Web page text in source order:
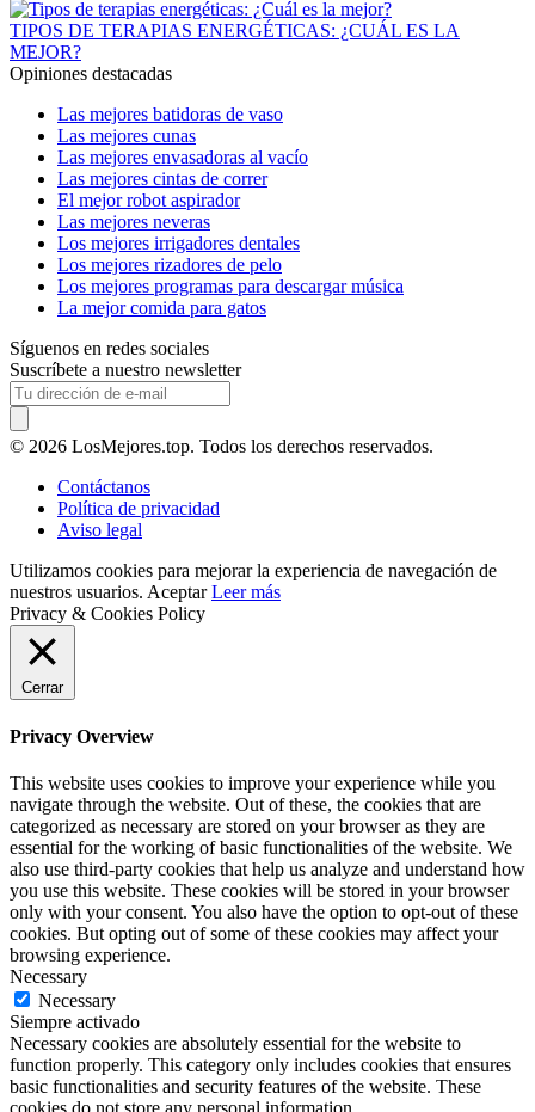
TIPOS DE TERAPIAS ENERGÉTICAS: ¿CUÁL ES LA
MEJOR?
Opiniones destacadas
Las mejores batidoras de vaso
Las mejores cunas
Las mejores envasadoras al vacío
Las mejores cintas de correr
El mejor robot aspirador
Las mejores neveras
Los mejores irrigadores dentales
Los mejores rizadores de pelo
Los mejores programas para descargar música
La mejor comida para gatos
Síguenos en redes sociales
Suscríbete a nuestro newsletter
© 2026 LosMejores.top. Todos los derechos reservados.
Contáctanos
Política de privacidad
Aviso legal
Utilizamos cookies para mejorar la experiencia de navegación de
nuestros usuarios. Aceptar Leer más
Privacy & Cookies Policy
Cerrar
Privacy Overview
This website uses cookies to improve your experience while you
navigate through the website. Out of these, the cookies that are
categorized as necessary are stored on your browser as they are
essential for the working of basic functionalities of the website. We
also use third-party cookies that help us analyze and understand how
you use this website. These cookies will be stored in your browser
only with your consent. You also have the option to opt-out of these
cookies. But opting out of some of these cookies may affect your
browsing experience.
Necessary
Necessary
Siempre activado
Necessary cookies are absolutely essential for the website to
function properly. This category only includes cookies that ensures
basic functionalities and security features of the website. These
cookies do not store any personal information.